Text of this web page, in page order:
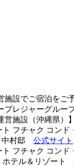
施設でご宿泊をご
レジャーグルー
営施設（沖縄県）】
中村邸 公式サイト
ホテル＆リゾート